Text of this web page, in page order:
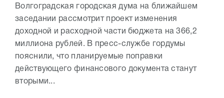
Волгоградская городская дума на ближайшем
заседании рассмотрит проект изменения
доходной и расходной части бюджета на 366,2
миллиона рублей. В пресс-службе гордумы
пояснили, что планируемые поправки
действующего финансового документа станут
вторыми...